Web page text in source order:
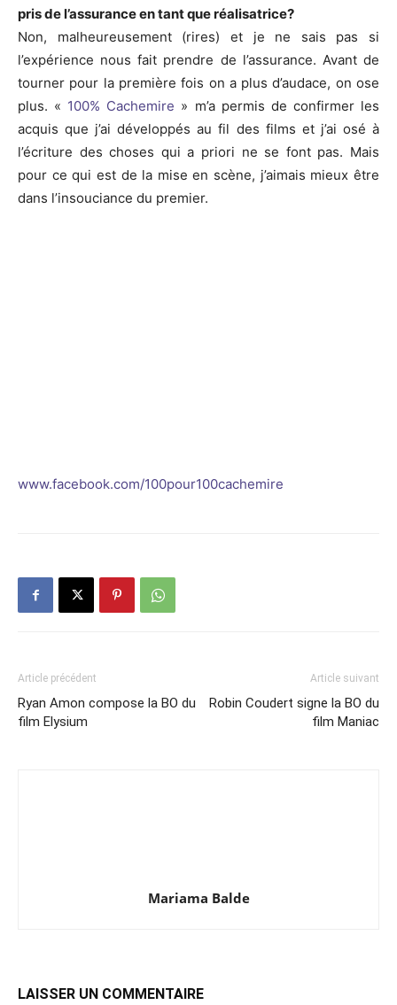
pris de l’assurance en tant que réalisatrice?
Non, malheureusement (rires) et je ne sais pas si
l’expérience nous fait prendre de l’assurance. Avant de
tourner pour la première fois on a plus d’audace, on ose
plus. « 100% Cachemire » m’a permis de confirmer les
acquis que j’ai développés au fil des films et j’ai osé à
l’écriture des choses qui a priori ne se font pas. Mais
pour ce qui est de la mise en scène, j’aimais mieux être
dans l’insouciance du premier.
www.facebook.com/100pour100cachemire
Article précédent
Ryan Amon compose la BO du
film Elysium
Article suivant
Robin Coudert signe la BO du
film Maniac
Mariama Balde
LAISSER UN COMMENTAIRE